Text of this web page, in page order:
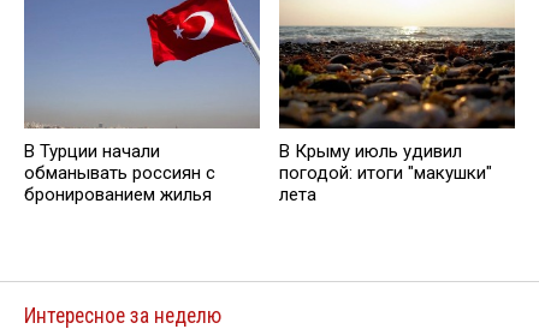
В Турции начали
обманывать россиян с
бронированием жилья
В Крыму июль удивил
погодой: итоги "макушки"
лета
Интересное за неделю